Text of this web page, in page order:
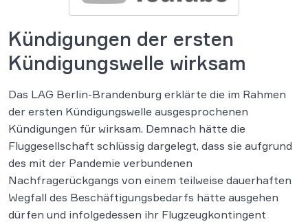
Kündigungen der ersten
Kündigungswelle wirksam
Das LAG Berlin-Brandenburg erklärte die im Rahmen
der ersten Kündigungswelle ausgesprochenen
Kündigungen für wirksam. Demnach hätte die
Fluggesellschaft schlüssig dargelegt, dass sie aufgrund
des mit der Pandemie verbundenen
Nachfragerückgangs von einem teilweise dauerhaften
Wegfall des Beschäftigungsbedarfs hätte ausgehen
dürfen und infolgedessen ihr Flugzeugkontingent